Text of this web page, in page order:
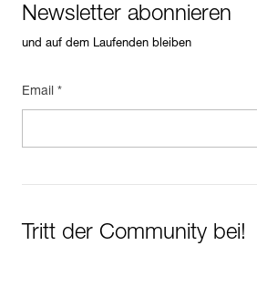
Newsletter abonnieren
und auf dem Laufenden bleiben
Email *
Tritt der Community bei!